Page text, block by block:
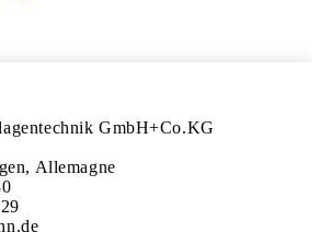
GmbH+Co.KG
Allemagne